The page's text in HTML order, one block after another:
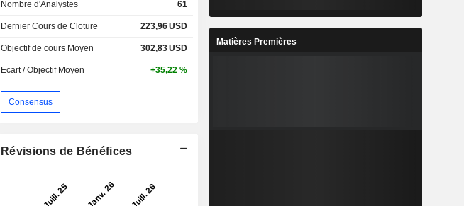
Nombre d'Analystes 61
Dernier Cours de Cloture 223,96USD
Objectif de cours Moyen 302,83USD
Ecart / Objectif Moyen +35,22 %
Consensus
Révisions de Bénéfices
Matières Premières